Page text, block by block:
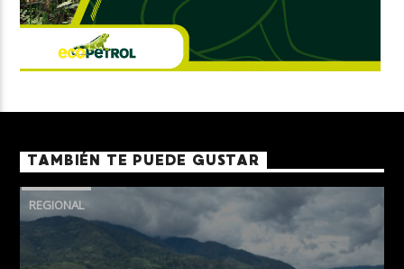
TAMBIÉN TE PUEDE GUSTAR
REGIONAL